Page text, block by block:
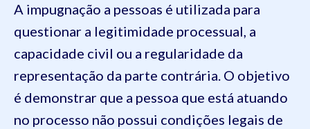
A impugnação a pessoas é utilizada para
questionar a legitimidade processual, a
capacidade civil ou a regularidade da
representação da parte contrária. O objetivo
é demonstrar que a pessoa que está atuando
no processo não possui condições legais de